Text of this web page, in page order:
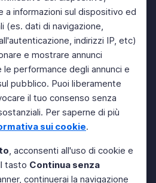
a informazioni sul dispositivo ed
(es. dati di navigazione,
indirizzi IP, etc)
e mostrare annunci
performance degli annunci e
pubblico. Puoi liberamente
il tuo consenso senza
Per saperne di più
sui cookie.
, acconsenti all'uso di cookie e
tasto Continua senza
continuerai la navigazione